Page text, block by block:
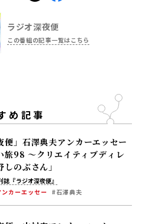
ラジオ深夜便
この番組の記事一覧はこちら
め記事
便」石澤典夫アンカーエッセー
旅98 ～クリエイティブディレ
のぶさん」
誌『ラジオ深夜便』
ンカーエッセー #石澤典夫